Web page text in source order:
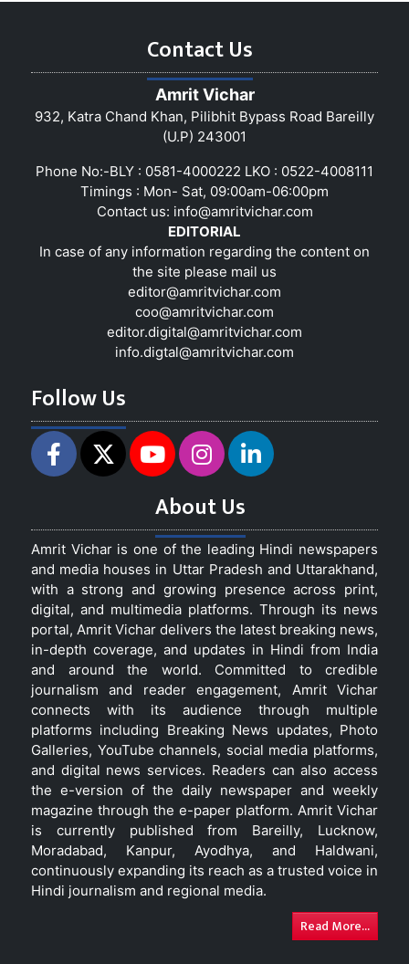
Contact Us
Amrit Vichar
932, Katra Chand Khan, Pilibhit Bypass Road Bareilly
(U.P) 243001
Phone No:-BLY : 0581-4000222 LKO : 0522-4008111
Timings : Mon- Sat, 09:00am-06:00pm
Contact us: info@amritvichar.com
EDITORIAL
In case of any information regarding the content on
the site please mail us
editor@amritvichar.com
coo@amritvichar.com
editor.digital@amritvichar.com
info.digtal@amritvichar.com
Follow Us
About Us
Amrit Vichar is one of the leading Hindi newspapers
and media houses in Uttar Pradesh and Uttarakhand,
with a strong and growing presence across print,
digital, and multimedia platforms. Through its news
portal, Amrit Vichar delivers the latest breaking news,
in-depth coverage, and updates in Hindi from India
and around the world. Committed to credible
journalism and reader engagement, Amrit Vichar
connects with its audience through multiple
platforms including Breaking News updates, Photo
Galleries, YouTube channels, social media platforms,
and digital news services. Readers can also access
the e-version of the daily newspaper and weekly
magazine through the e-paper platform. Amrit Vichar
is currently published from Bareilly, Lucknow,
Moradabad, Kanpur, Ayodhya, and Haldwani,
continuously expanding its reach as a trusted voice in
Hindi journalism and regional media.
Read More...